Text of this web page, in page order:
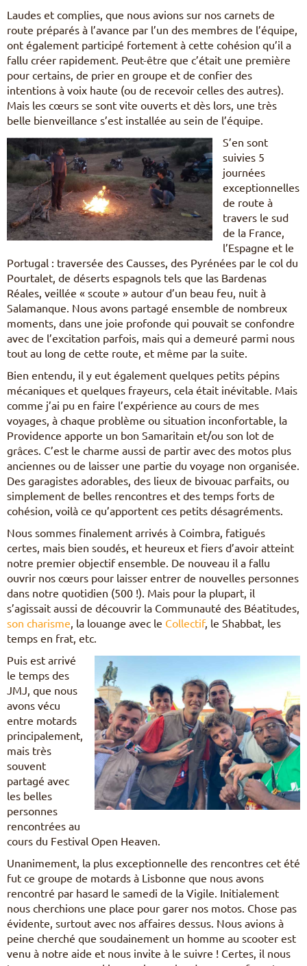
Laudes et complies, que nous avions sur nos carnets de
route préparés à l’avance par l’un des membres de l’équipe,
ont également participé fortement à cette cohésion qu’il a
fallu créer rapidement. Peut-être que c’était une première
pour certains, de prier en groupe et de confier des
intentions à voix haute (ou de recevoir celles des autres).
Mais les cœurs se sont vite ouverts et dès lors, une très
belle bienveillance s’est installée au sein de l’équipe.
S’en sont
suivies 5
journées
exceptionnelles
de route à
travers le sud
de la France,
l’Espagne et le
Portugal : traversée des Causses, des Pyrénées par le col du
Pourtalet, de déserts espagnols tels que las Bardenas
Réales, veillée « scoute » autour d’un beau feu, nuit à
Salamanque. Nous avons partagé ensemble de nombreux
moments, dans une joie profonde qui pouvait se confondre
avec de l’excitation parfois, mais qui a demeuré parmi nous
tout au long de cette route, et même par la suite.
Bien entendu, il y eut également quelques petits pépins
mécaniques et quelques frayeurs, cela était inévitable. Mais
comme j’ai pu en faire l’expérience au cours de mes
voyages, à chaque problème ou situation inconfortable, la
Providence apporte un bon Samaritain et/ou son lot de
grâces. C’est le charme aussi de partir avec des motos plus
anciennes ou de laisser une partie du voyage non organisée.
Des garagistes adorables, des lieux de bivouac parfaits, ou
simplement de belles rencontres et des temps forts de
cohésion, voilà ce qu’apportent ces petits désagréments.
Nous sommes finalement arrivés à Coimbra, fatigués
certes, mais bien soudés, et heureux et fiers d’avoir atteint
notre premier objectif ensemble. De nouveau il a fallu
ouvrir nos cœurs pour laisser entrer de nouvelles personnes
dans notre quotidien (500 !). Mais pour la plupart, il
s’agissait aussi de découvrir la Communauté des Béatitudes,
son charisme , la louange avec le Collectif, le Shabbat, les
temps en frat, etc.
Puis est arrivé
le temps des
JMJ, que nous
avons vécu
entre motards
principalement,
mais très
souvent
partagé avec
les belles
personnes
rencontrées au
cours du Festival Open Heaven.
Unanimement, la plus exceptionnelle des rencontres cet été
fut ce groupe de motards à Lisbonne que nous avons
rencontré par hasard le samedi de la Vigile. Initialement
nous cherchions une place pour garer nos motos. Chose pas
évidente, surtout avec nos affaires dessus. Nous avions à
peine cherché que soudainement un homme au scooter est
venu à notre aide et nous invite à le suivre ! Certes, il nous